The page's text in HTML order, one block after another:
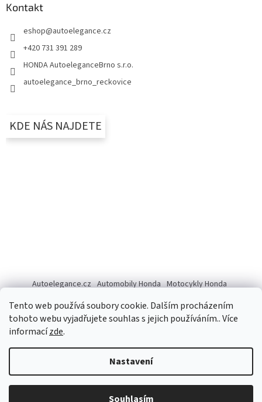
Tento web používá soubory cookie. Dalším procházením
tohoto webu vyjadřujete souhlas s jejich používáním.. Více
informacízde.
Nastavení
Souhlasím
Kontakt
eshop@autoelegance.cz
+420 731 391 289
HONDA AutoeleganceBrno s.r.o.
autoelegance_brno_reckovice
KDE NÁS NAJDETE
Autoelegance.cz Automobily Honda Motocykly Honda
Copyright 2026Autoelegance Brno s.r.o.. Všechna práva